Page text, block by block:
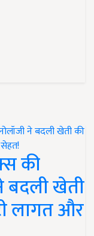
की
बदली खेती
लागत और